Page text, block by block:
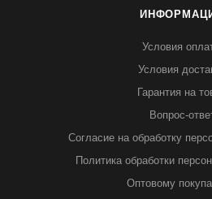
Условия
Условия
Гарантия на
Вопрос-
Согласие на обработку
Политика обработки
Оптовому